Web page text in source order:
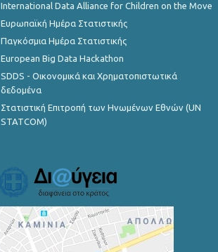
International Data Alliance for Children on the Move
Ευρωπαϊκή Ημέρα Στατιστικής
Παγκόσμια Ημέρα Στατιστικής
European Big Data Hackathon
SDDS - Οικονομικά και Χρηματοπιστωτικά
δεδομένα
Στατιστική Επιτροπή των Ηνωμένων Εθνών (UN
STATCOM)